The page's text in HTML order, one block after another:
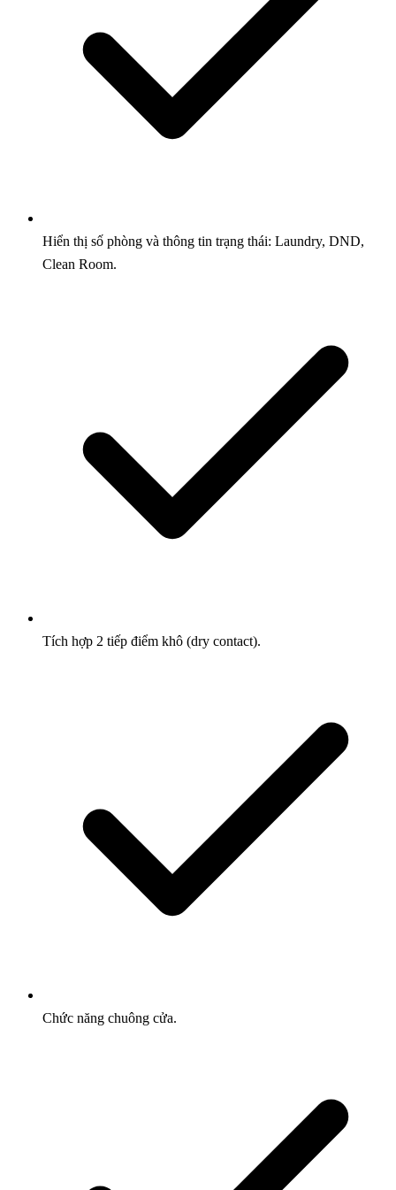
Hiển thị số phòng và thông tin trạng thái: Laundry, DND,
Clean Room.
Tích hợp 2 tiếp điểm khô (dry contact).
Chức năng chuông cửa.